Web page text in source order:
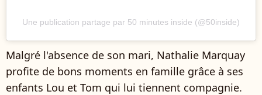
Une publication partage par 50 minutes inside (@50inside)
Malgré l'absence de son mari, Nathalie Marquay
profite de bons moments en famille grâce à ses
enfants Lou et Tom qui lui tiennent compagnie.